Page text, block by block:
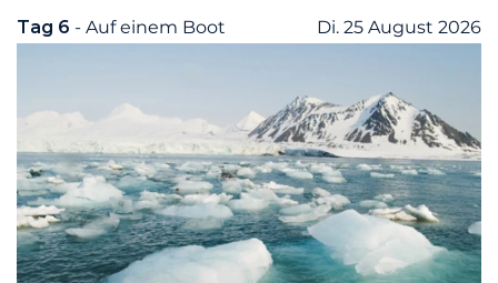
Tag 6 - Auf einem Boot Di. 25 August 2026